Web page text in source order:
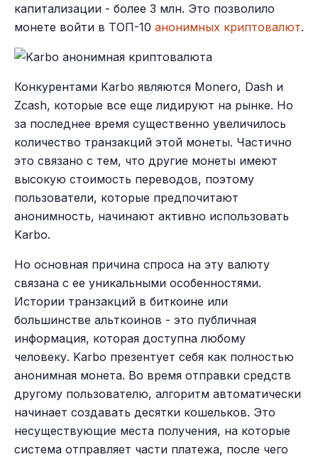
капитализации - более 3 млн. Это позволило
монете войти в ТОП-10 анонимных криптовалют.
Конкурентами Karbo являются Monero, Dash и
Zcash, которые все еще лидируют на рынке. Но
за последнее время существенно увеличилось
количество транзакций этой монеты. Частично
это связано с тем, что другие монеты имеют
высокую стоимость переводов, поэтому
пользователи, которые предпочитают
анонимность, начинают активно использовать
Karbo.
Но основная причина спроса на эту валюту
связана с ее уникальными особенностями.
Истории транзакций в биткоине или
большинстве альткоинов - это публичная
информация, которая доступна любому
человеку. Karbo презентует себя как полностью
анонимная монета. Во время отправки средств
другому пользователю, алгоритм автоматически
начинает создавать десятки кошельков. Это
несуществующие места получения, на которые
система отправляет части платежа, после чего